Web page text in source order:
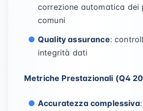
correzione automatica dei
comuni
Quality assurance:
integrità dati
Metriche Prestazionali (Q4
Accuratezza complessiva